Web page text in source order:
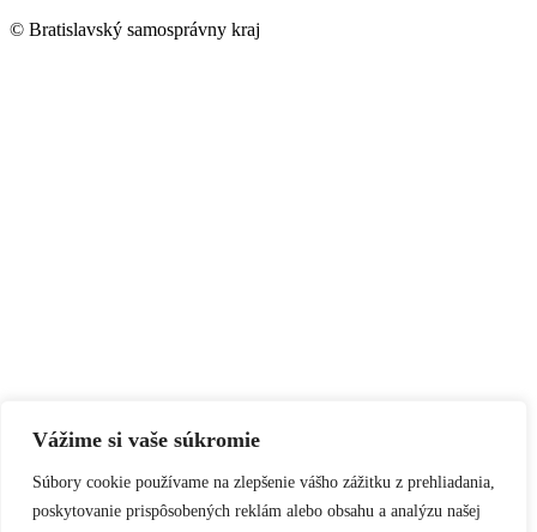
Vážime si vaše súkromie
Súbory cookie používame na zlepšenie vášho zážitku z prehliadania,
poskytovanie prispôsobených reklám alebo obsahu a analýzu našej
© Bratislavský samosprávny kraj